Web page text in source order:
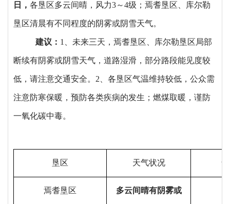
日， 各垦区多云间晴 ，风力3～4级；焉耆垦区、库尔勒
垦区清晨有不同程度的阴雾或阴雪天气。
建议： 1、未来三天，焉耆垦区、库尔勒垦区局部
断续有阴雾或阴雪天气，道路湿滑，部分路段能见度较
低，请注意交通安全。 2、各垦区气温维持较低，公众需
注意防寒保暖，预防各类疾病的发生；燃煤取暖，谨防
一氧化碳中毒。
垦区 天气状况
焉耆垦区 多云间晴有阴雾或